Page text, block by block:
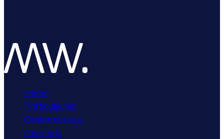
Home
Particulieren
Ondernemers
Over ons